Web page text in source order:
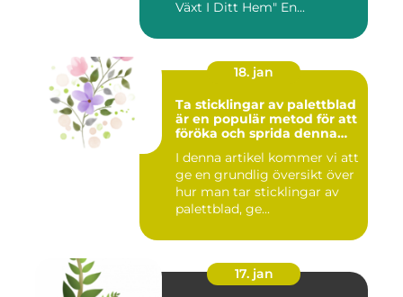
Växt I Ditt Hem" En...
18. jan
Ta sticklingar av palettblad
är en populär metod för att
föröka och sprida denna
I denna artikel kommer vi att
ge en grundlig översikt över
hur man tar sticklingar av
palettblad, ge...
17. jan